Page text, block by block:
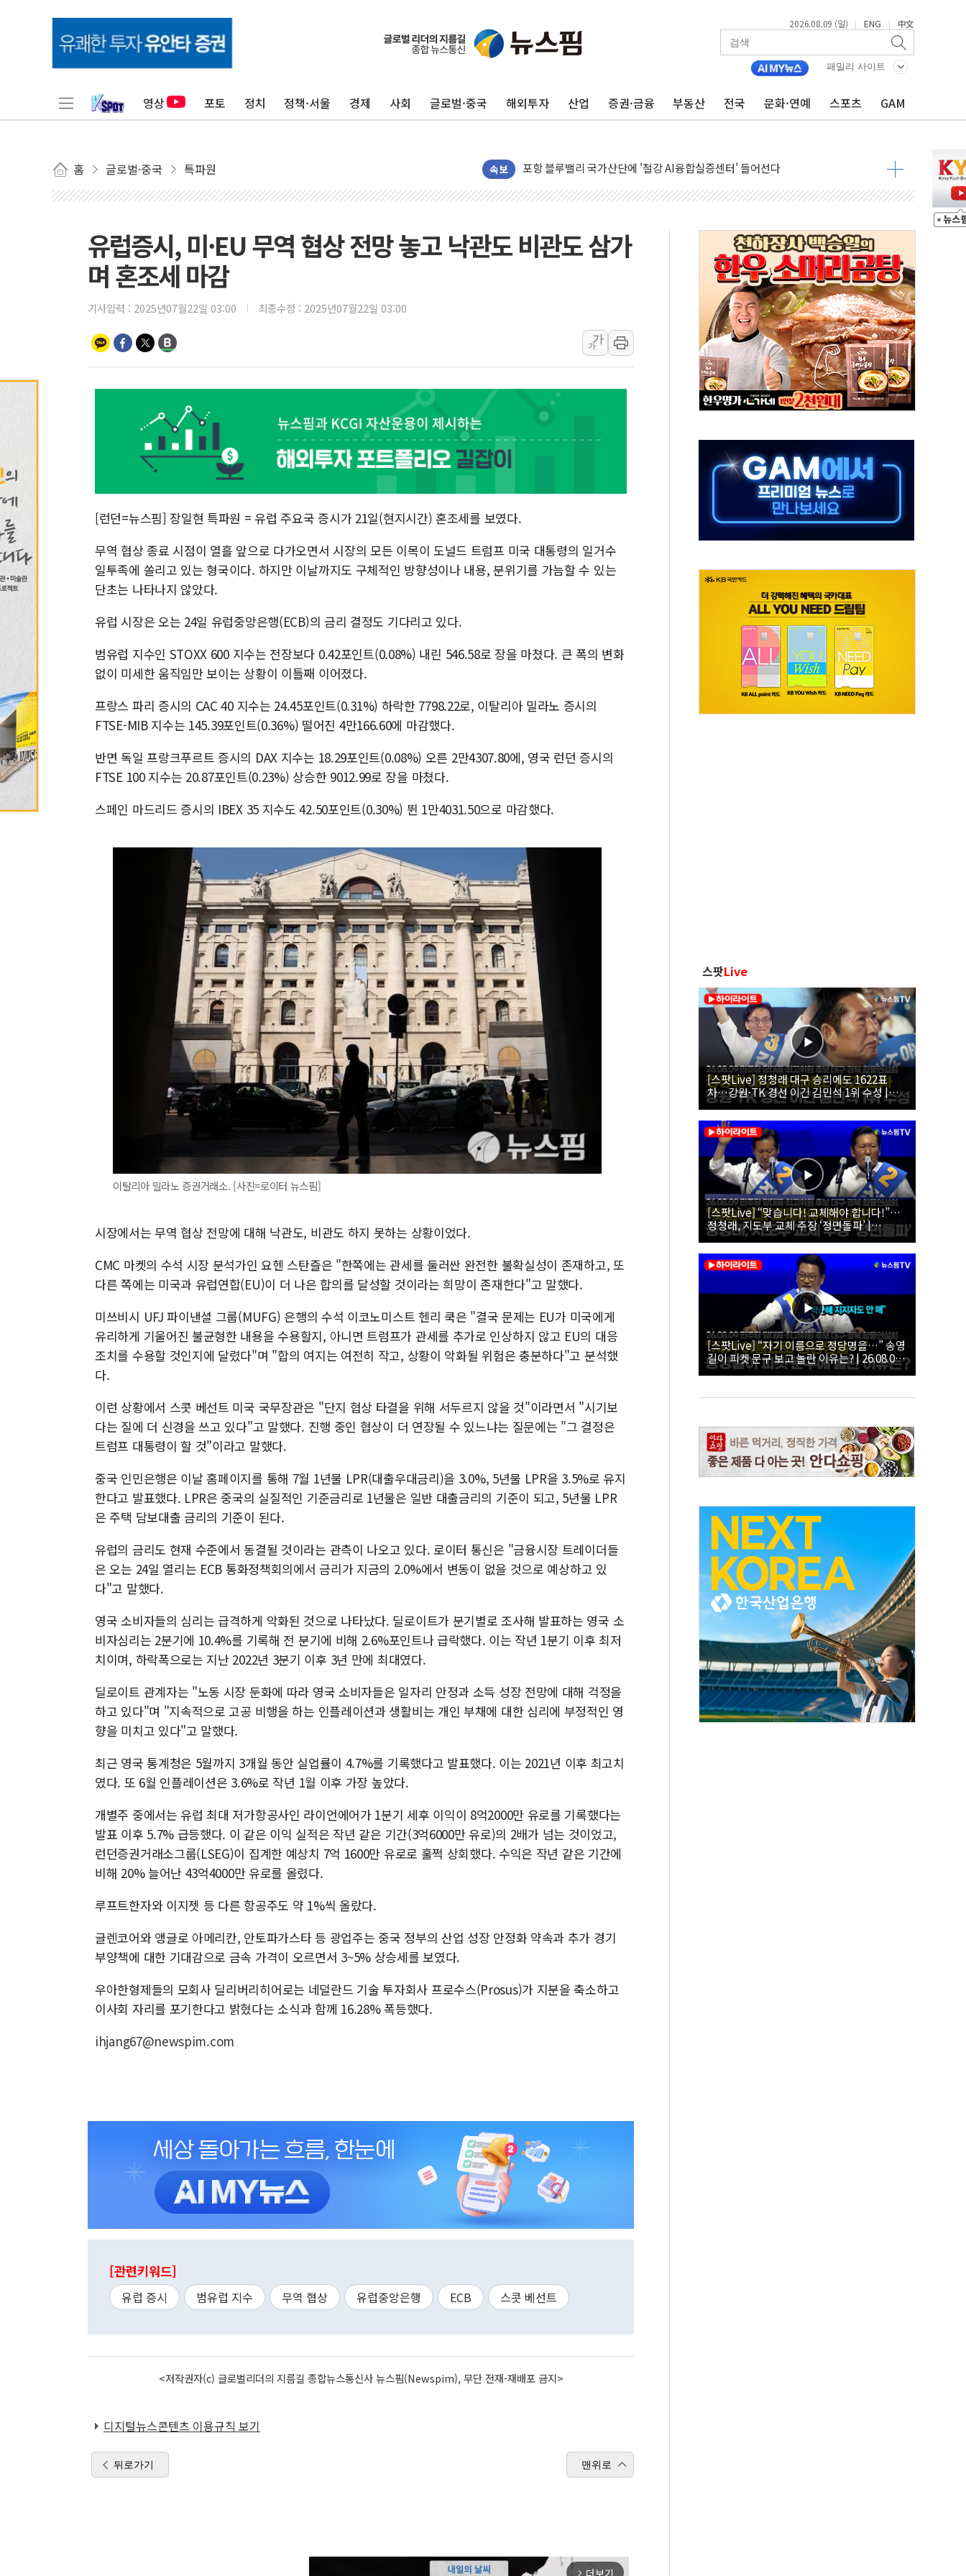
2026.08.09 (일) | ENG | 中文
패밀리 사이트
영상 포토 정치 정책·서울 경제 사회 글로벌·중국 해외투자 산업 증권·금융 부동산 전국 문화·연예 스포츠 GAM
홈 글로벌·중국 특파원 속보
평택 진위면 공장서 질식사고 발생…작업자 1명 숨져
상주 낙동강 선착장 하류서 50대 숨진 채 발견...경찰, 조사 중
[종합] 김민석, 정청래에 누적 '1.48%p' 차 선두 유지...金 46.01% vs 鄭 44.53%
인천서 말다툼 중 어머니 살해 10대 구속…범행 후 반려견도 죽여
김민석, 강원·대구·경북 경선서 정청래에 승리…金 48.54% vs 鄭 44.40%
[속보] 민주, 강원·대구·경북 경선 결과...김민석 48.54% 정청래 44.40%
[속보] 민주, 경북 경선 결과 발표...김민석 47.37% 정청래 45.71% 송영길 6.92%
[속보] 민주, 대구 경선 결과 발표...정청래 47.82% 김민석 46.35% 송영길 5.83%
[속보] 민주, 강원 경선 결과 발표...김민석 50.30% 정청래 41.94% 송영길 7.76%
정재헌 CEO, SKT 장기고객 400명 맞이…"마음 잇는 시간 되길"
최태원, 노소영에 9440억 지급 확정되나…재상고 앞두고 막판 셈법
하나금융, 명동 소상공인에 '행복상자' 전달
병무청, 보충역 전면 손질… 예술·체육요원 최대 33% 감축
홈플러스發 대형마트 판매, 역대 최대폭 감소한 9.4%↓…유통업계 양극화 심화
윤준병·이해민 의원, '정부 특사'로 콜롬비아 대통령 취임식 참석
'호우·산사태 주의보' 울진 시간당 30mm 강한 비...호우 피해 없어
유럽증시, 미·EU 무역 협상 전망 놓고 낙관도 비관도 삼가
며 혼조세 마감
기사입력 : 2025년07월22일 03:00 최종수정 : 2025년07월22일 03:00
가
가
[런던=뉴스핌] 장일현 특파원 = 유럽 주요국 증시가 21일(현지시간) 혼조세를 보였다.
무역 협상 종료 시점이 열흘 앞으로 다가오면서 시장의 모든 이목이 도널드 트럼프 미국 대통령의 일거수
일투족에 쏠리고 있는 형국이다. 하지만 이날까지도 구체적인 방향성이나 내용, 분위기를 가늠할 수 있는
단초는 나타나지 않았다.
유럽 시장은 오는 24일 유럽중앙은행(ECB)의 금리 결정도 기다리고 있다.
범유럽 지수인 STOXX 600 지수는 전장보다 0.42포인트(0.08%) 내린 546.58로 장을 마쳤다. 큰 폭의 변화
없이 미세한 움직임만 보이는 상황이 이틀째 이어졌다.
프랑스 파리 증시의 CAC 40 지수는 24.45포인트(0.31%) 하락한 7798.22로, 이탈리아 밀라노 증시의
FTSE-MIB 지수는 145.39포인트(0.36%) 떨어진 4만166.60에 마감했다.
반면 독일 프랑크푸르트 증시의 DAX 지수는 18.29포인트(0.08%) 오른 2만4307.80에, 영국 런던 증시의
FTSE 100 지수는 20.87포인트(0.23%) 상승한 9012.99로 장을 마쳤다.
스페인 마드리드 증시의 IBEX 35 지수도 42.50포인트(0.30%) 뛴 1만4031.50으로 마감했다.
이탈리아 밀라노 증권거래소. [사진=로이터 뉴스핌]
시장에서는 무역 협상 전망에 대해 낙관도, 비관도 하지 못하는 상황이었다.
CMC 마켓의 수석 시장 분석가인 요헨 스탄즐은 "한쪽에는 관세를 둘러싼 완전한 불확실성이 존재하고, 또
다른 쪽에는 미국과 유럽연합(EU)이 더 나은 합의를 달성할 것이라는 희망이 존재한다"고 말했다.
미쓰비시 UFJ 파이낸셜 그룹(MUFG) 은행의 수석 이코노미스트 헨리 쿡은 "결국 문제는 EU가 미국에게
유리하게 기울어진 불균형한 내용을 수용할지, 아니면 트럼프가 관세를 추가로 인상하지 않고 EU의 대응
조치를 수용할 것인지에 달렸다"며 "합의 여지는 여전히 작고, 상황이 악화될 위험은 충분하다"고 분석했
다.
이런 상황에서 스콧 베선트 미국 국무장관은 "단지 협상 타결을 위해 서두르지 않을 것"이라면서 "시기보
다는 질에 더 신경을 쓰고 있다"고 말했다. 진행 중인 협상이 더 연장될 수 있느냐는 질문에는 "그 결정은
트럼프 대통령이 할 것"이라고 말했다.
중국 인민은행은 이날 홈페이지를 통해 7월 1년물 LPR(대출우대금리)을 3.0%, 5년물 LPR을 3.5%로 유지
한다고 발표했다. LPR은 중국의 실질적인 기준금리로 1년물은 일반 대출금리의 기준이 되고, 5년물 LPR
은 주택 담보대출 금리의 기준이 된다.
유럽의 금리도 현재 수준에서 동결될 것이라는 관측이 나오고 있다. 로이터 통신은 "금융시장 트레이더들
은 오는 24일 열리는 ECB 통화정책회의에서 금리가 지금의 2.0%에서 변동이 없을 것으로 예상하고 있
다"고 말했다.
영국 소비자들의 심리는 급격하게 악화된 것으로 나타났다. 딜로이트가 분기별로 조사해 발표하는 영국 소
비자심리는 2분기에 10.4%를 기록해 전 분기에 비해 2.6%포인트나 급락했다. 이는 작년 1분기 이후 최저
치이며, 하락폭으로는 지난 2022년 3분기 이후 3년 만에 최대였다.
딜로이트 관계자는 "노동 시장 둔화에 따라 영국 소비자들은 일자리 안정과 소득 성장 전망에 대해 걱정을
하고 있다"며 "지속적으로 고공 비행을 하는 인플레이션과 생활비는 개인 부채에 대한 심리에 부정적인 영
향을 미치고 있다"고 말했다.
최근 영국 통계청은 5월까지 3개월 동안 실업률이 4.7%를 기록했다고 발표했다. 이는 2021년 이후 최고치
였다. 또 6월 인플레이션은 3.6%로 작년 1월 이후 가장 높았다.
개별주 중에서는 유럽 최대 저가항공사인 라이언에어가 1분기 세후 이익이 8억2000만 유로를 기록했다는
발표 이후 5.7% 급등했다. 이 같은 이익 실적은 작년 같은 기간(3억6000만 유로)의 2배가 넘는 것이었고,
런던증권거래소그룹(LSEG)이 집계한 예상치 7억 1600만 유로로 훌쩍 상회했다. 수익은 작년 같은 기간에
비해 20% 늘어난 43억4000만 유로를 올렸다.
루프트한자와 이지젯 등 다른 항공주도 약 1%씩 올랐다.
글렌코어와 앵글로 아메리칸, 안토파가스타 등 광업주는 중국 정부의 산업 성장 안정화 약속과 추가 경기
부양책에 대한 기대감으로 금속 가격이 오르면서 3~5% 상승세를 보였다.
우아한형제들의 모회사 딜리버리히어로는 네덜란드 기술 투자회사 프로수스(Prosus)가 지분을 축소하고
이사회 자리를 포기한다고 밝혔다는 소식과 함께 16.28% 폭등했다.
ihjang67@newspim.com
[관련키워드]
유럽 증시 범유럽 지수 무역 협상 유럽중앙은행 ECB 스콧 베선트
<저작권자(c) 글로벌리더의 지름길 종합뉴스통신사 뉴스핌(Newspim), 무단 전재-재배포 금지>
디지털뉴스콘텐츠 이용규칙 보기
뒤로가기 맨위로
arrow_forward_ios
스팟Live
[스팟Live] 정청래 대구 승리에도 1622표
차…강원·TK 경선 이긴 김민석 1위 수성 |
26.08.09 더불어민주당 당대표·최고위원 후
보 대구·경북 합동연설회
[스팟Live] “맞습니다! 교체해야 합니다!”…
정청래, 지도부 교체 주장 ‘정면돌파’ |
26.08.09 더불어민주당 당대표·최고위원 후
보 대구·경북 합동연설회
[스팟Live] “자기 이름으로 정당명을…” 송영
길이 피켓 문구 보고 놀란 이유는? | 26.08.09
더불어민주당 당대표·최고위원 후보 대구·경